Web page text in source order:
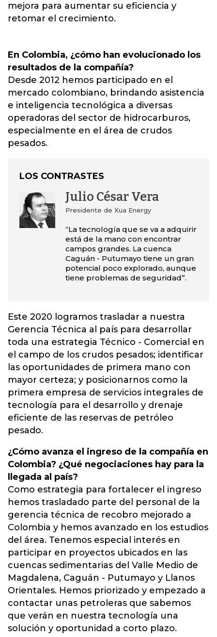
mejora para aumentar su eficiencia y
retomar el crecimiento.
En Colombia, ¿cómo han evolucionado los
resultados de la compañía?
Desde 2012 hemos participado en el
mercado colombiano, brindando asistencia
e inteligencia tecnológica a diversas
operadoras del sector de hidrocarburos,
especialmente en el área de crudos
pesados.
LOS CONTRASTES
Julio César Vera
Presidente de Xua Energy
“La tecnología que se va a adquirir
está de la mano con encontrar
campos grandes. La cuenca
Caguán - Putumayo tiene un gran
potencial poco explorado, aunque
tiene problemas de seguridad”.
Este 2020 logramos trasladar a nuestra
Gerencia Técnica al país para desarrollar
toda una estrategia Técnico - Comercial en
el campo de los crudos pesados; identificar
las oportunidades de primera mano con
mayor certeza; y posicionarnos como la
primera empresa de servicios integrales de
tecnología para el desarrollo y drenaje
eficiente de las reservas de petróleo
pesado.
¿Cómo avanza el ingreso de la compañía en
Colombia? ¿Qué negociaciones hay para la
llegada al país?
Como estrategia para fortalecer el ingreso
hemos trasladado parte del personal de la
gerencia técnica de recobro mejorado a
Colombia y hemos avanzado en los estudios
del área. Tenemos especial interés en
participar en proyectos ubicados en las
cuencas sedimentarias del Valle Medio de
Magdalena, Caguán - Putumayo y Llanos
Orientales. Hemos priorizado y empezado a
contactar unas petroleras que sabemos
que verán en nuestra tecnología una
solución y oportunidad a corto plazo.